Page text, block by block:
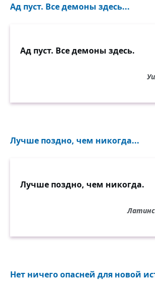
Ад пуст. Все демоны здесь...
Ад пуст. Все демоны здесь.
Лучше поздно, чем никогда...
Лучше поздно, чем никогда.
Нет ничего опасней для новой